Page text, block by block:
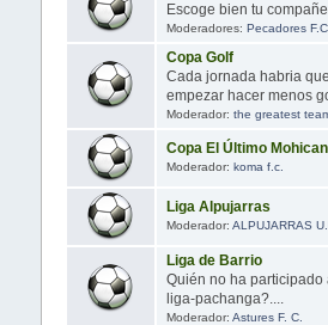
Escoge bien tu
Moderadores:Pecadores F.C.
Copa Golf
Cada jornada habria
empezar hacer menos
Moderador:the greatest
Copa El Último
Moderador:koma f.c.
Liga Alpujarras
Moderador:ALPUJARRAS
Liga de Barrio
Quién no ha
liga-pachanga?....
Moderador:Astures F. C.